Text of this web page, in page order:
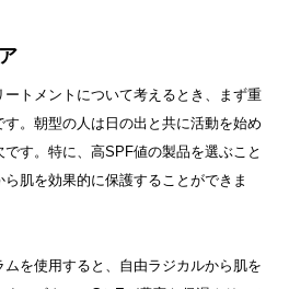
トメントについて考えるとき、まず重
。朝型の人は日の出と共に活動を始め
す。特に、高SPF値の製品を選ぶこと
肌を効果的に保護することができま
を使用すると、自由ラジカルから肌を